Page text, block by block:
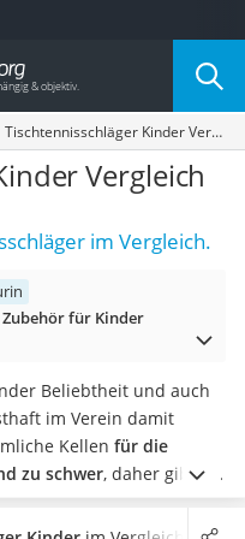
Tischtennisschläger Kinder Vergleich 2026
Vergleich
im Vergleich.
für Kinder
Beliebtheit und auch
im Verein damit
Kellen für die
zu schwer, daher gibt es
Zahlreiche Tests im
für Kinder vor